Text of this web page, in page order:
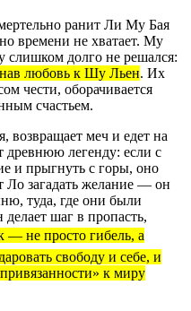
ранит Ли Му Бая
времени не хватает. Му
слишком долго не решался:
любовь к Шу Льен. Их
чести, оборачивается
счастьем.
возвращает меч и едет на
древнюю легенду: если с
и прыгнуть с горы, оно
загадать желание — он
туда, где они были
шаг в пропасть,
— не просто гибель, а
свободу и себе, и
к миру